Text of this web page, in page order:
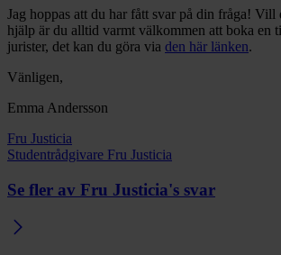
Jag hoppas att du har fått svar på din fråga! Vill
hjälp är du alltid varmt välkommen att boka en
jurister, det kan du göra via den här länken.
Vänligen,
Emma Andersson
Fru Justicia
Studentrådgivare Fru Justicia
Se fler av Fru Justicia's svar